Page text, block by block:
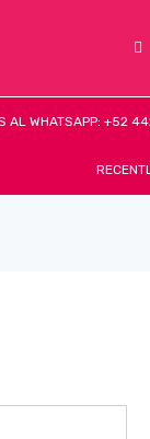
AL WHATSAPP: +52